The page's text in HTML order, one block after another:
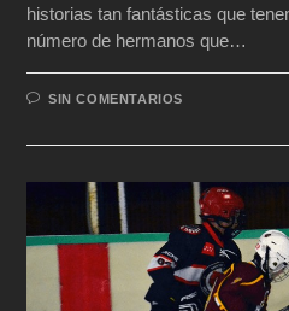
historias tan fantásticas que
número de hermanos que…
SIN COMENTARIOS